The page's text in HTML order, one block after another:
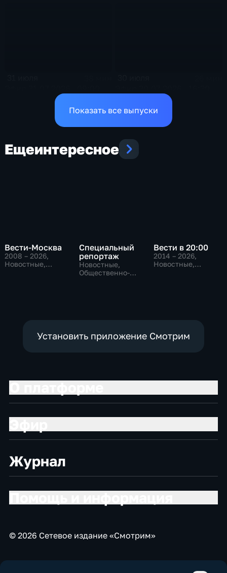
Показать все выпуски
Ещеинтересное
Вести-Москва
2008 – 2026,
Новостные,
Специальный
репортаж
Новостные,
Общественно-
Вести в 20:00
2014 – 2026,
Новостные,
Установить приложение Смотрим
Журнал
© 2026 Сетевое издание «Смотрим»